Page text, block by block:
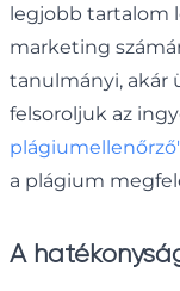
legjobb tartalom
marketing
tanulmányi, akár
felsoroljuk az
a plágium
A